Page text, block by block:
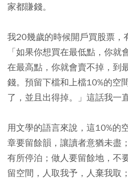
家都賺錢。
我20幾歲的時候開戶買股票，
「如果你想買在最低點，你就
在最高點，你就會賣不掉，到
錢。預留下檔和上檔10%的空
了，並且出得掉。」這話我一
用文學的語言來說，這10%的
章要留餘韻，讓讀者意猶未盡
有所停泊；做人要留餘地，不
留空間，人取我予，人棄我取